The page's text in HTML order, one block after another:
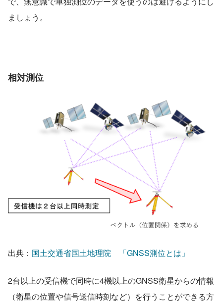
ましょう。
相対測位
出典： 国土交通省国土地理院　「GNSS測位とは」
2台以上の受信機で同時に4機以上のGNSS衛星からの情報
（衛星の位置や信号送信時刻など）を行うことができる方